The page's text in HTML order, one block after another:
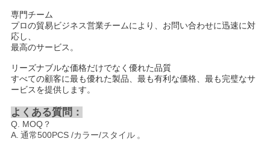
専門チーム
プロの貿易ビジネス営業チームにより、お問い合わせに迅速に対
応し、
最高のサービス。
リーズナブルな価格だけでなく優れた品質
すべての顧客に最も優れた製品、最も有利な価格、最も完璧なサ
ービスを提供します。
よくある質問：
Q. MOQ？
A. 通常500PCS /カラー/スタイル。